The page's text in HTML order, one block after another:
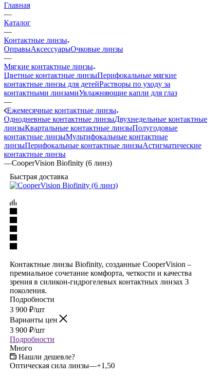
Главная
—
Каталог
—
Контактные линзы
ОправыАксессуарыОчковые линзы
—
Мягкие контактные линзы
Цветные контактные линзыПерифокальные мягкие
контактные линзы для детейРастворы по уходу за
контактными линзамиУвлажняющие капли для глаз
—
Ежемесячные контактные линзы
Однодневные контактные линзыДвухнедельные контактные
линзыКвартальные контактные линзыПолугодовые
контактные линзыМультифокальные контактные
линзыПерифокальные контактные линзыАстигматические
контактные линзы
—CooperVision Biofinity (6 линз)
Быстрая доставка
Контактные линзы Biofinity, созданные CooperVision –
премиальное сочетание комфорта, четкости и качества
зрения в силикон-гидрогелевых контактных линзах 3
поколения.
Подробности
3 900 ₽/шт
Варианты цен
3 900 ₽/шт
Подробности
Много
Нашли дешевле?
Оптическая сила линзы—+1,50